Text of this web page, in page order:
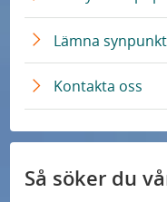
e
r
L
k
Lämna
Kontakta oss
x
t
r
Så söker du